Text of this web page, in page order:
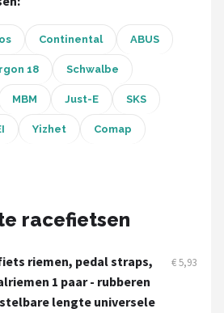
Continental ABUS
18 Schwalbe
MBM Just-E SKS
Yizhet Comap
racefietsen
riemen, pedal straps,
1 paar - rubberen
lengte universele
€ 5,93